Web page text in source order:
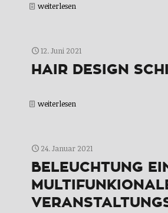
weiterlesen
12. Juni 2021
HAIR DESIGN
weiterlesen
24. Januar 2021
BELEUCHTUNG